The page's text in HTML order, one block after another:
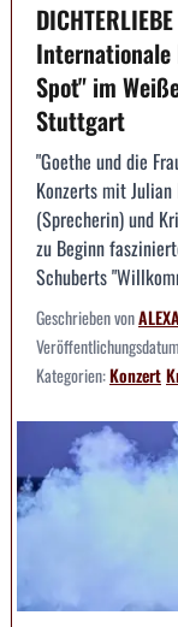
Internationale
Spot" im
Stuttgart
"Goethe und die
Konzerts mit Julian
(Sprecherin) und
zu Beginn
Schuberts
Geschrieben von
Kategorien:Konzert